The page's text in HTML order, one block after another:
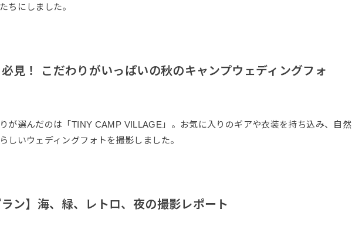
ちにしました。
見！ こだわりがいっぱいの秋のキャンプウェディングフォ
が選んだのは「TINY CAMP VILLAGE」。お気に入りのギアや衣装を持ち込み、自然
しいウェディングフォトを撮影しました。
ラン】海、緑、レトロ、夜の撮影レポート